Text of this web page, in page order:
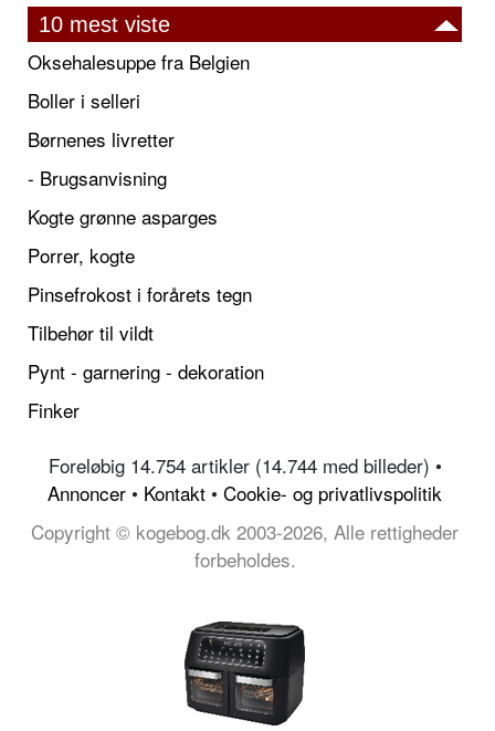
10 mest viste
Oksehalesuppe fra Belgien
Boller i selleri
Børnenes livretter
- Brugsanvisning
Kogte grønne asparges
Porrer, kogte
Pinsefrokost i forårets tegn
Tilbehør til vildt
Pynt - garnering - dekoration
Finker
Foreløbig 14.754 artikler (14.744 med billeder) •
Annoncer • Kontakt • Cookie- og privatlivspolitik
Copyright © kogebog.dk 2003-2026, Alle rettigheder
forbeholdes.